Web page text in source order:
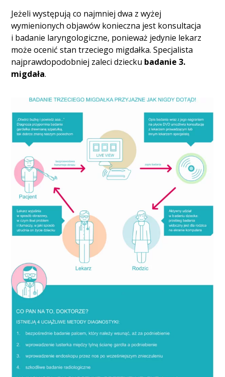
Jeżeli występują co najmniej dwa z wyżej
wymienionych objawów konieczna jest konsultacja
i badanie laryngologiczne, ponieważ jedynie lekarz
może ocenić stan trzeciego migdałka. Specjalista
najprawdopodobniej zaleci dziecku badanie 3.
migdała.